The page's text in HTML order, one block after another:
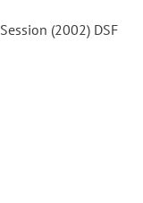
(2002) DSF